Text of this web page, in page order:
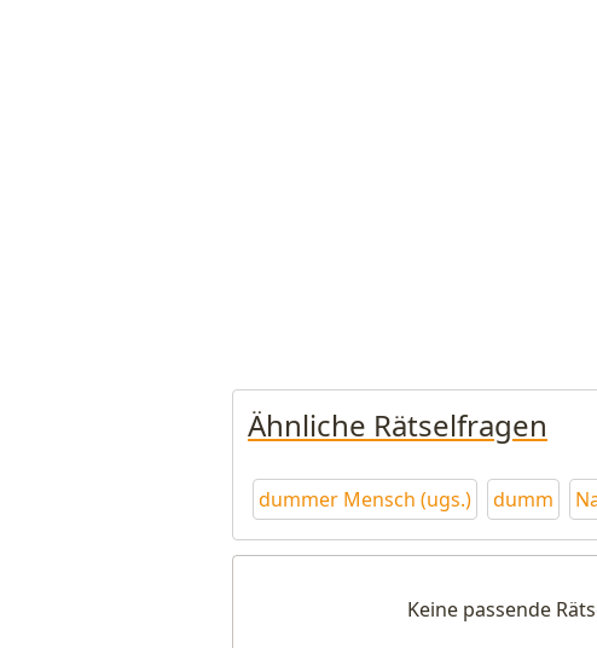
Ähnliche Rätselfragen
dummer Mensch (ugs.) dumm
Keine passende